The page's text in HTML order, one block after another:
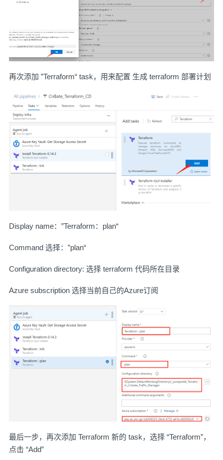
再次添加 ”Terraform“ task，用来配置 生成 terraform 部署计划
Display name：”Terraform：plan“
Command 选择：”plan“
Configuration directory: 选择 terraform 代码所在目录
Azure subscription 选择当前自己的Azure订阅
最后一步，再次添加 Terraform 新的 task，选择 “Terraform”，
点击 “Add”